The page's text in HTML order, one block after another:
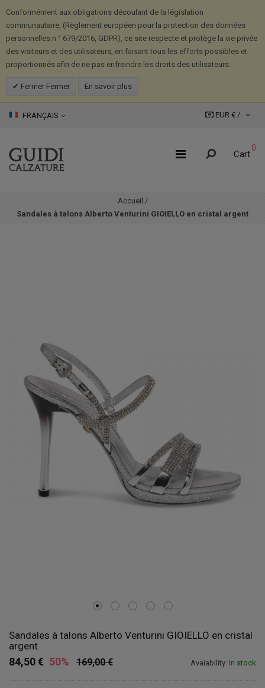
Conformément aux obligations découlant de la législation
communautaire, (Règlement européen pour la protection des données
personnelles n ° 679/2016, GDPR), ce site respecte et protège la vie privée
des visiteurs et des utilisateurs, en faisant tous les efforts possibles et
proportionnés afin de ne pas enfreindre les droits des utilisateurs.
Fermer Fermer En savoir plus
FRANÇAIS EUR € /
Cart
0
Accueil /
Sandales à talons Alberto Venturini GIOIELLO en cristal argent
Sandales à talons Alberto Venturini GIOIELLO en cristal
argent
Avaiability: In stock
169,00 €
84,50 € 50%